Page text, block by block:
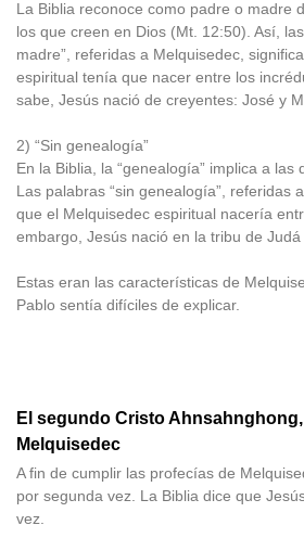
La Biblia reconoce como padre o madre
los que creen en Dios (Mt. 12:50). Así,
madre”, referidas a Melquisedec,
espiritual tenía que nacer entre los
sabe, Jesús nació de creyentes: José y
2) “Sin genealogía”
En la Biblia, la “genealogía” implica a las
Las palabras “sin genealogía”, referidas
que el Melquisedec espiritual nacería
embargo, Jesús nació en la tribu de Judá
Estas eran las características de
Pablo sentía difíciles de explicar.
El segundo Cristo
Melquisedec
A fin de cumplir las profecías de
por segunda vez. La Biblia dice que
vez.